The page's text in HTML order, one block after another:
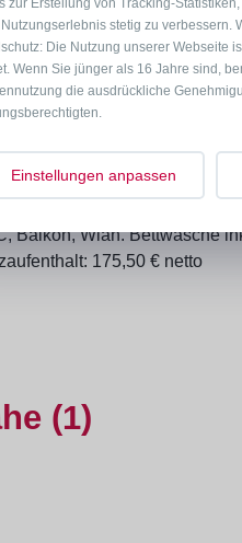
Schlafzimmer mit je zwei
Balkon, Wlan. Bettwäsche
175,50 € netto
(1)
zur Erstellung von Tracking-
stetig zu verbessern.
Die Nutzung unserer Webseite
Wenn Sie jünger als 16 Jahre sind,
die ausdrückliche
Einstellungen anpassen